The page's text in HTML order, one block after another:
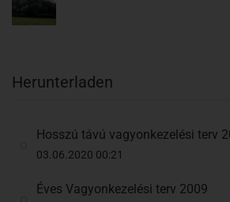
Herunterladen
Hosszú távú vagyonkezelési terv
03.06.2020 00:21
Éves Vagyonkezelési terv 2009